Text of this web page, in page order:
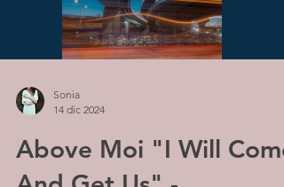
Sonia
14 dic 2024
Above Moi "I Will Come